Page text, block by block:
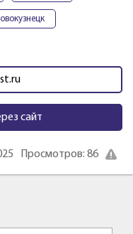
сайт
Просмотров: 86